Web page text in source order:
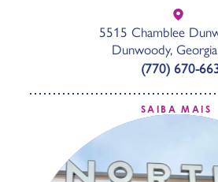
5515 Chamblee
Dunwoody,
(770) 670-
SAIBA MAIS